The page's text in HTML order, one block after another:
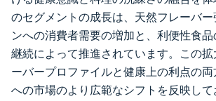
のセグメントの成長は、天然フレーバー
ンへの消費者需要の増加と、利便性食
継続によって推進されています。この
ーバープロファイルと健康上の利点の
への市場のより広範なシフトを反映し